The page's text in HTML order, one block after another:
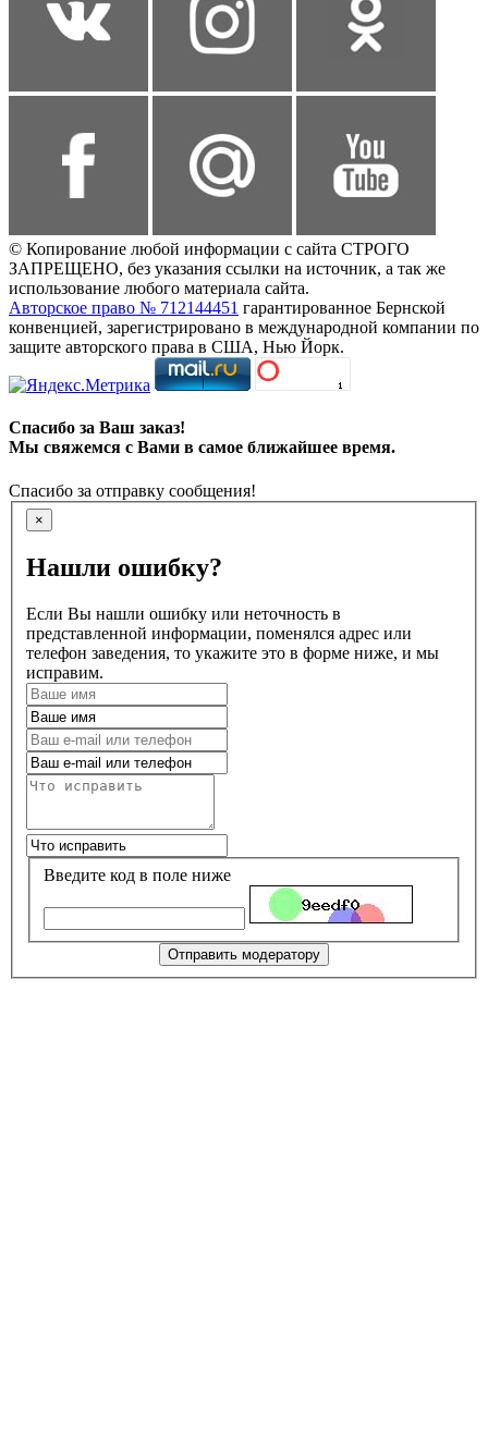
© Копирование любой информации с сайта СТРОГО
ЗАПРЕЩЕНО, без указания ссылки на источник, а так же
использование любого материала сайта.
Авторское право № 712144451 гарантированное Бернской
конвенцией, зарегистрировано в международной компании по
защите авторского права в США, Нью Йорк.
Спасибо за Ваш заказ!
Мы свяжемся с Вами в самое ближайшее время.
Спасибо за отправку сообщения!
×
Нашли ошибку?
Если Вы нашли ошибку или неточность в
представленной информации, поменялся адрес или
телефон заведения, то укажите это в форме ниже, и мы
исправим.
Введите код в поле ниже
Отправить модератору